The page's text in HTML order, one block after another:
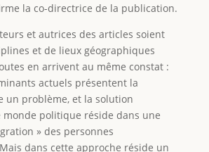
la co-directrice de la publication.
et autrices des articles soient
et de lieux géographiques
en arrivent au même constat :
actuels présentent la
un problème, et la solution
monde politique réside dans une
» des personnes
dans cette approche réside un